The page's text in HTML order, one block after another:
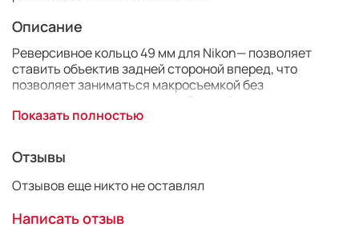
Описание
Реверсивное кольцо 49 мм для Nikon— позволяет
ставить объектив задней стороной вперед, что
позволяет заниматься макросъемкой без
имеется резьба 49 мм, которой оно накручивается на
позволяет устанавливать переходник на камеры Nikon.
Внимание!
взаимодействуют с камерой,
поэтому настройка диафрагмы может быть
осуществлена только на объективах
Показать полностью
Отзывы
Отзывов еще никто не оставлял
Написать отзыв